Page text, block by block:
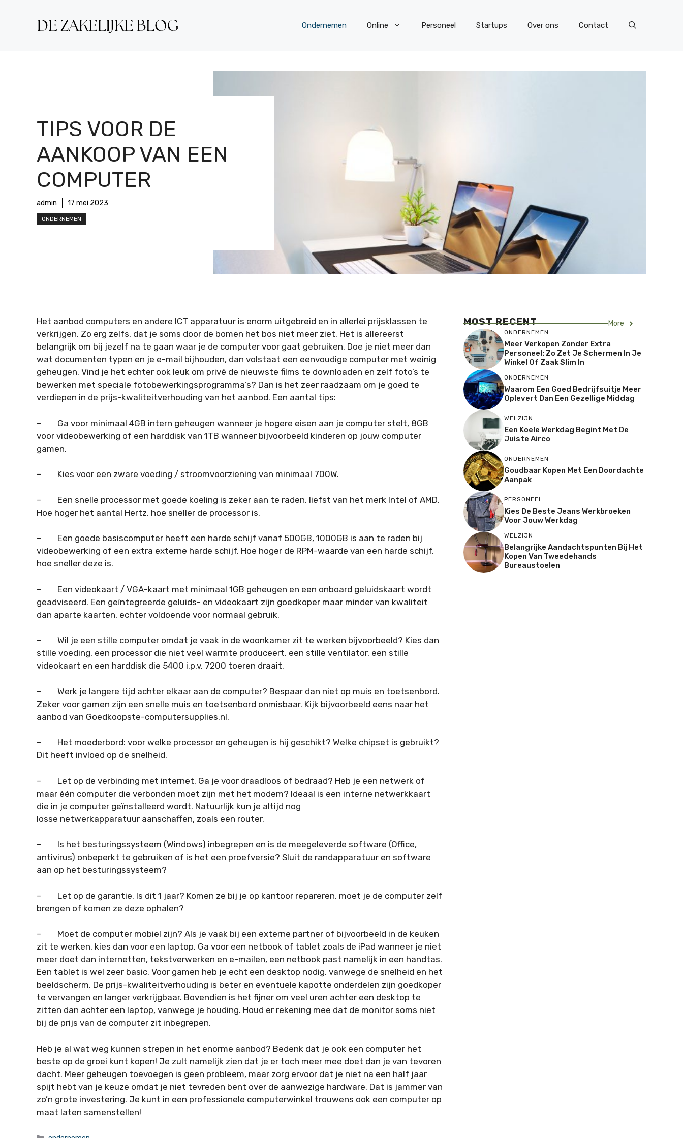
Ondernemen Online Personeel Startups Over ons Contact
TIPS VOOR DE
AANKOOP VAN EEN
COMPUTER
admin 17 mei 2023
ONDERNEMEN
Het aanbod computers en andere ICT apparatuur is enorm uitgebreid en in allerlei prijsklassen te
verkrijgen. Zo erg zelfs, dat je soms door de bomen het bos niet meer ziet. Het is allereerst
belangrijk om bij jezelf na te gaan waar je de computer voor gaat gebruiken. Doe je niet meer dan
wat documenten typen en je e-mail bijhouden, dan volstaat een eenvoudige computer met weinig
geheugen. Vind je het echter ook leuk om privé de nieuwste films te downloaden en zelf foto’s te
bewerken met speciale fotobewerkingsprogramma’s? Dan is het zeer raadzaam om je goed te
verdiepen in de prijs-kwaliteitverhouding van het aanbod. Een aantal tips:
– Ga voor minimaal 4GB intern geheugen wanneer je hogere eisen aan je computer stelt, 8GB
voor videobewerking of een harddisk van 1TB wanneer bijvoorbeeld kinderen op jouw computer
gamen.
– Kies voor een zware voeding / stroomvoorziening van minimaal 700W.
– Een snelle processor met goede koeling is zeker aan te raden, liefst van het merk Intel of AMD.
Hoe hoger het aantal Hertz, hoe sneller de processor is.
– Een goede basiscomputer heeft een harde schijf vanaf 500GB, 1000GB is aan te raden bij
videobewerking of een extra externe harde schijf. Hoe hoger de RPM-waarde van een harde schijf,
hoe sneller deze is.
– Een videokaart / VGA-kaart met minimaal 1GB geheugen en een onboard geluidskaart wordt
geadviseerd. Een geïntegreerde geluids- en videokaart zijn goedkoper maar minder van kwaliteit
dan aparte kaarten, echter voldoende voor normaal gebruik.
– Wil je een stille computer omdat je vaak in de woonkamer zit te werken bijvoorbeeld? Kies dan
stille voeding, een processor die niet veel warmte produceert, een stille ventilator, een stille
videokaart en een harddisk die 5400 i.p.v. 7200 toeren draait.
– Werk je langere tijd achter elkaar aan de computer? Bespaar dan niet op muis en toetsenbord.
Zeker voor gamen zijn een snelle muis en toetsenbord onmisbaar. Kijk bijvoorbeeld eens naar het
aanbod van Goedkoopste-computersupplies.nl.
– Het moederbord: voor welke processor en geheugen is hij geschikt? Welke chipset is gebruikt?
Dit heeft invloed op de snelheid.
– Let op de verbinding met internet. Ga je voor draadloos of bedraad? Heb je een netwerk of
maar één computer die verbonden moet zijn met het modem? Ideaal is een interne netwerkkaart
die in je computer geïnstalleerd wordt. Natuurlijk kun je altijd nog
losse netwerkapparatuur aanschaffen, zoals een router.
– Is het besturingssysteem (Windows) inbegrepen en is de meegeleverde software (Office,
antivirus) onbeperkt te gebruiken of is het een proefversie? Sluit de randapparatuur en software
aan op het besturingssysteem?
– Let op de garantie. Is dit 1 jaar? Komen ze bij je op kantoor repareren, moet je de computer zelf
brengen of komen ze deze ophalen?
– Moet de computer mobiel zijn? Als je vaak bij een externe partner of bijvoorbeeld in de keuken
zit te werken, kies dan voor een laptop. Ga voor een netbook of tablet zoals de iPad wanneer je niet
meer doet dan internetten, tekstverwerken en e-mailen, een netbook past namelijk in een handtas.
Een tablet is wel zeer basic. Voor gamen heb je echt een desktop nodig, vanwege de snelheid en het
beeldscherm. De prijs-kwaliteitverhouding is beter en eventuele kapotte onderdelen zijn goedkoper
te vervangen en langer verkrijgbaar. Bovendien is het fijner om veel uren achter een desktop te
zitten dan achter een laptop, vanwege je houding. Houd er rekening mee dat de monitor soms niet
bij de prijs van de computer zit inbegrepen.
Heb je al wat weg kunnen strepen in het enorme aanbod? Bedenk dat je ook een computer het
beste op de groei kunt kopen! Je zult namelijk zien dat je er toch meer mee doet dan je van tevoren
dacht. Meer geheugen toevoegen is geen probleem, maar zorg ervoor dat je niet na een half jaar
spijt hebt van je keuze omdat je niet tevreden bent over de aanwezige hardware. Dat is jammer van
zo’n grote investering. Je kunt in een professionele computerwinkel trouwens ook een computer op
maat laten samenstellen!
MOST RECENT More
ONDERNEMEN
Meer Verkopen Zonder Extra
Personeel: Zo Zet Je Schermen In Je
Winkel Of Zaak Slim In
ONDERNEMEN
Waarom Een Goed Bedrijfsuitje Meer
Oplevert Dan Een Gezellige Middag
WELZIJN
Een Koele Werkdag Begint Met De
Juiste Airco
ONDERNEMEN
Goudbaar Kopen Met Een Doordachte
Aanpak
PERSONEEL
Kies De Beste Jeans Werkbroeken
Voor Jouw Werkdag
WELZIJN
Belangrijke Aandachtspunten Bij Het
Kopen Van Tweedehands
Bureaustoelen